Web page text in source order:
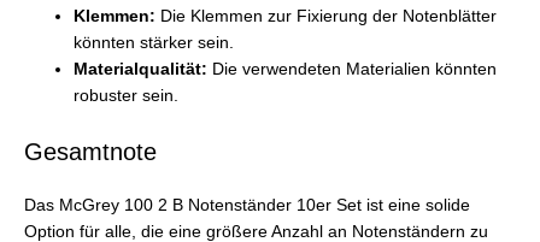
Klemmen: Die Klemmen zur Fixierung der Notenblätter
könnten stärker sein.
Materialqualität: Die verwendeten Materialien könnten
robuster sein.
Gesamtnote
Das McGrey 100 2 B Notenständer 10er Set ist eine solide
Option für alle, die eine größere Anzahl an Notenständern zu